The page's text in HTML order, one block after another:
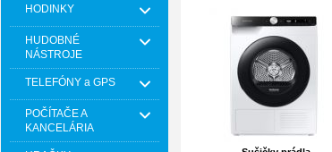
HODINKY
HUDOBNÉ
NÁSTROJE
TELEFÓNY a GPS
POČÍTAČE A
KANCELÁRIA